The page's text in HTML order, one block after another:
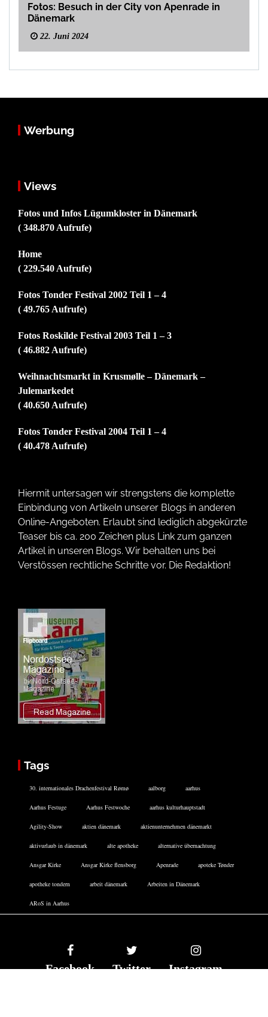
Fotos: Besuch in der City von Apenrade in
Dänemark
22. Juni 2024
Werbung
Views
Fotos und Infos Lügumkloster in Dänemark
( 348.870 Aufrufe)
Home
( 229.540 Aufrufe)
Fotos Tonder Festival 2002 Teil 1 – 4
( 49.765 Aufrufe)
Fotos Roskilde Festival 2003 Teil 1 – 3
( 46.882 Aufrufe)
Weihnachtsmarkt in Krusmølle – Dänemark –
Julemarkedet
( 40.650 Aufrufe)
Fotos Tonder Festival 2004 Teil 1 – 4
( 40.478 Aufrufe)
Hiermit untersagen wir strengstens die komplette
Einbindung von Artikeln unserer Blogs in anderen
Online-Angeboten. Erlaubt sind lediglich abgekürzte
Teaser bis ca. 200 Zeichen plus Link zum ganzen
Artikel in unseren Blogs. Wir behalten uns bei
Verstössen rechtliche Schritte vor. Die Redaktion!
Tags
30. internationales Drachenfestival Rømø aalborg aarhus
Aarhus Festuge Aarhus Festwoche aarhus kulturhauptstadt
Agility-Show aktien dänemark aktienunternehmen dänemarkt
aktivurlaub in dänemark alte apotheke alternative übernachtung
Ansgar Kirke Ansgar Kirke flensborg Apenrade apoteke Tønder
apotheke tondern arbeit dänemark Arbeiten in Dänemark
ARoS in Aarhus
Facebook Twitter Instagram